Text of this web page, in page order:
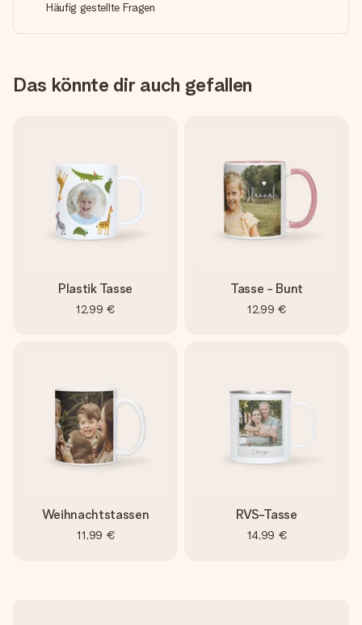
Häufig gestellte Fragen
Das könnte dir auch gefallen
Plastik Tasse
12,99 €
Tasse - Bunt
12,99 €
Weihnachtstassen
11,99 €
RVS-Tasse
14,99 €